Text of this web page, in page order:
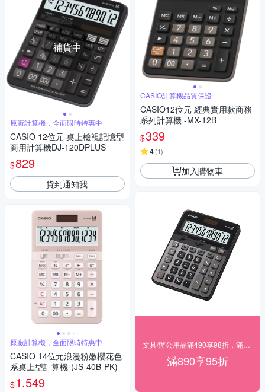
補貨中
原廠計算機，全面限時特惠中
CASIO 12位元 桌上檢視記憶型
商用計算機DJ-120DPLUS
$829
貨到通知我
原廠計算機，全面限時特惠中
CASIO 14位元浪漫粉嫩櫻花色
系桌上型計算機-(JS-40B-PK)
$1,549
CASIO計算機品質保證
CASIO12位元 經典實用款商務
系列計算機 -MX-12B
$339
4(1)
加入購物車
滿890享95折